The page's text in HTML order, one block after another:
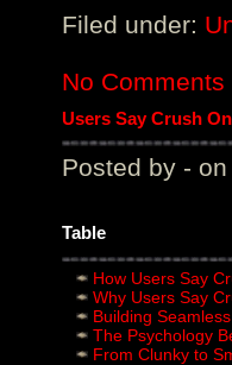
Filed under:
No Comments
Users Say Crush
Posted by - on
Table
How Users Say
Why Users Say
Building
The Psychology
From Clunky to